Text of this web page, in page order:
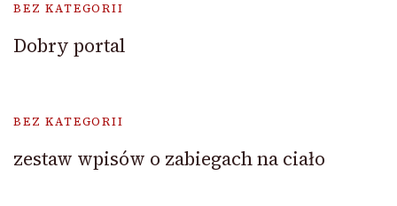
BEZ KATEGORII
Dobry portal
BEZ KATEGORII
zestaw wpisów o zabiegach na ciało